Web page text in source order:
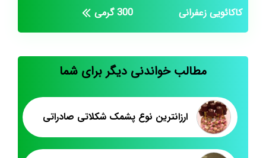
کاکائویی زعفرانی
300 گرمی
مطالب خواندنی دیگر برای شما
ارزانترین نوع پشمک شکلاتی صادراتی